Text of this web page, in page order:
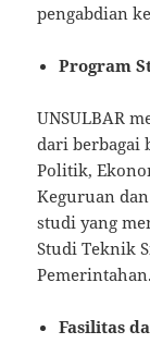
pengabdian
Program
UNSULBAR
dari berbagai
Politik,
Keguruan
studi yang
Studi Teknik
Pemerintahan.
Fasilitas